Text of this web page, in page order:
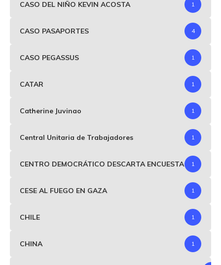
CASO DEL NIÑO KEVIN ACOSTA 1
CASO PASAPORTES 4
CASO PEGASSUS 1
CATAR 1
Catherine Juvinao 1
Central Unitaria de Trabajadores 1
CENTRO DEMOCRÁTICO DESCARTA ENCUESTA 1
CESE AL FUEGO EN GAZA 1
CHILE 1
CHINA 1